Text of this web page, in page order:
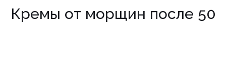
Кремы от морщин после 50